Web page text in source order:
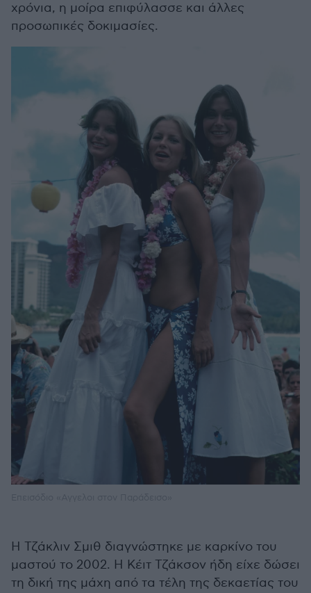
χρόνια, η μοίρα επιφύλασσε και άλλες
προσωπικές δοκιμασίες.
Η Τζάκλιν Σμιθ διαγνώστηκε με καρκίνο του
μαστού το 2002. Η Κέιτ Τζάκσον ήδη είχε δώσει
τη δική της μάχη από τα τέλη της δεκαετίας του